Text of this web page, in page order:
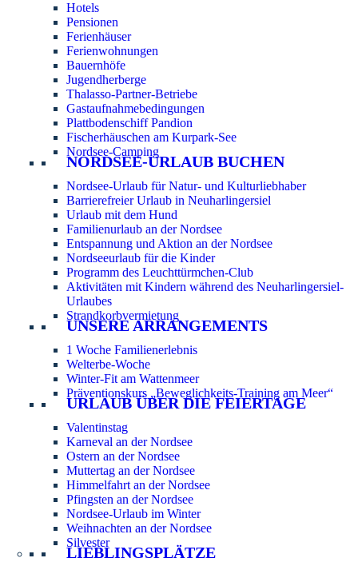
Hotels
Pensionen
Ferienhäuser
Ferienwohnungen
Bauernhöfe
Jugendherberge
Thalasso-Partner-Betriebe
Gastaufnahmebedingungen
Plattbodenschiff Pandion
Fischerhäuschen am Kurpark-See
Nordsee-Camping
NORDSEE-URLAUB BUCHEN
Nordsee-Urlaub für Natur- und Kulturliebhaber
Barrierefreier Urlaub in Neuharlingersiel
Urlaub mit dem Hund
Familienurlaub an der Nordsee
Entspannung und Aktion an der Nordsee
Nordseeurlaub für die Kinder
Programm des Leuchttürmchen-Club
Aktivitäten mit Kindern während des Neuharlingersiel-
Urlaubes
Strandkorbvermietung
UNSERE ARRANGEMENTS
1 Woche Familienerlebnis
Welterbe-Woche
Winter-Fit am Wattenmeer
Präventionskurs „Beweglichkeits-Training am Meer“
URLAUB ÜBER DIE FEIERTAGE
Valentinstag
Karneval an der Nordsee
Ostern an der Nordsee
Muttertag an der Nordsee
Himmelfahrt an der Nordsee
Pfingsten an der Nordsee
Nordsee-Urlaub im Winter
Weihnachten an der Nordsee
Silvester
LIEBLINGSPLÄTZE